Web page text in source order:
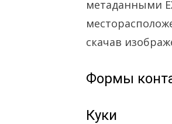
метаданными
скачав
Формы
Куки